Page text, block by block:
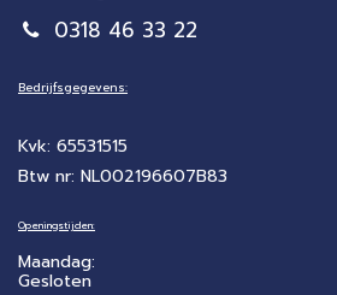
0318 46 33 22
Bedrijfsgegevens:
Kvk: 65531515
Btw nr: NL002196607B83
Openingstijden:
Maandag:
Gesloten